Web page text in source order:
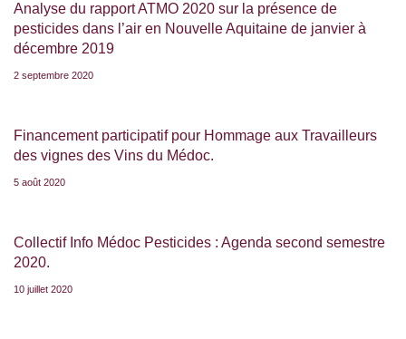
Analyse du rapport ATMO 2020 sur la présence de
pesticides dans l’air en Nouvelle Aquitaine de janvier à
décembre 2019
2 septembre 2020
Financement participatif pour Hommage aux Travailleurs
des vignes des Vins du Médoc.
5 août 2020
Collectif Info Médoc Pesticides : Agenda second semestre
2020.
10 juillet 2020